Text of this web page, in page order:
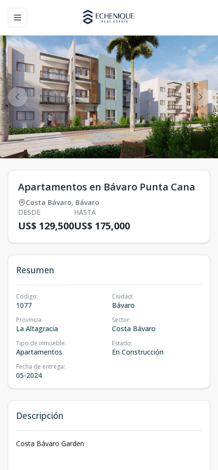
Toggle navigation menu
Apartamentos en Bávaro Punta Cana
Costa Bávaro, Bávaro
DESDE
US$ 129,500
HASTA
US$ 175,000
Resumen
Código:
1077
Ciudad:
Bávaro
Provincia:
La Altagracia
Sector:
Costa Bávaro
Tipo de inmueble:
Apartamentos
Estado:
En Construcción
Fecha de entrega:
05-2024
Descripción
Costa Bávaro Garden